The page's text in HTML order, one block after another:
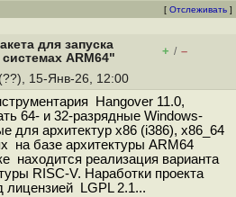
[ Отслеживать ]
для запуска
ARM64"
+ / –
(??), 15-Янв-26, 12:00
Hangover 11.0,
64- и 32-разрядные Windows-
для архитектур x86 (i386), x86_64
на базе архитектуры ARM64
находится реализация варианта
RISC-V. Наработки проекта
лицензией LGPL 2.1...